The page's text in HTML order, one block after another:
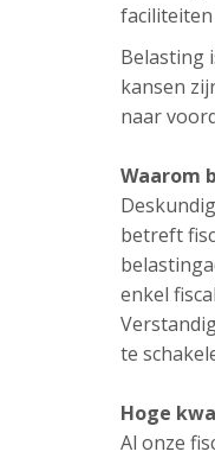
Belasting
kansen
naar
Waarom
betreft
enkel
te
Hoge
Al onze